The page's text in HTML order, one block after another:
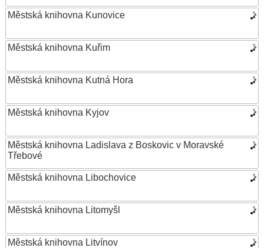
Městská knihovna Kunovice
Městská knihovna Kuřim
Městská knihovna Kutná Hora
Městská knihovna Kyjov
Městská knihovna Ladislava z Boskovic v Moravské
Třebové
Městská knihovna Libochovice
Městská knihovna Litomyšl
Městská knihovna Litvínov